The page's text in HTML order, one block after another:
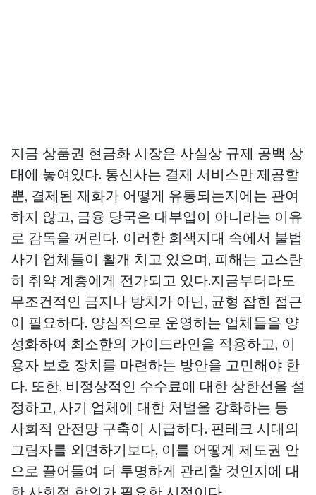
지금 상품권 현금화 시장은 사실상 규제 공백 상
태에 놓여있다. 통신사는 결제 서비스만 제공할
뿐, 결제된 재화가 어떻게 유통되는지에는 관여
하지 않고, 금융 당국은 대부업이 아니라는 이유
로 감독을 꺼린다. 이러한 회색지대 속에서 불법
사기 업체들이 활개 치고 있으며, 피해는 고스란
히 취약 계층에게 전가되고 있다.지금부터라도
무조건적인 금지나 방치가 아닌, 균형 잡힌 접근
이 필요하다. 양심적으로 운영하는 업체들을 양
성화하여 최소한의 가이드라인을 적용하고, 이
용자 보호 장치를 마련하는 방안을 고민해야 한
다. 또한, 비정상적인 수수료에 대한 상한선을 설
정하고, 사기 업체에 대한 처벌을 강화하는 등
사회적 안전망 구축이 시급하다. 핀테크 시대의
그림자를 외면하기보다, 이를 어떻게 제도권 안
으로 끌어들여 더 투명하게 관리할 것인지에 대